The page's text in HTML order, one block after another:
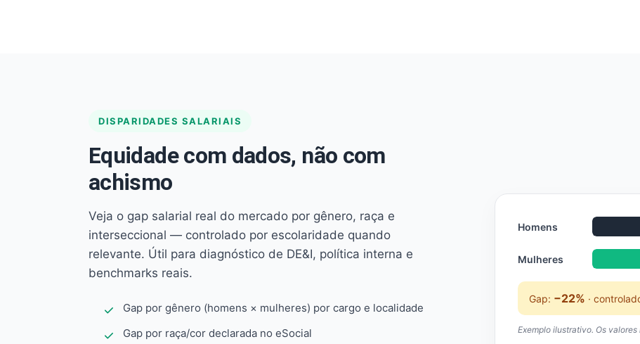
DISPARIDADES SALARIAIS
Equidade com dados, não com
achismo
Veja o gap salarial real do mercado por gênero, raça e
interseccional — controlado por escolaridade quando
relevante. Útil para diagnóstico de DE&I, política interna e
benchmarks reais.
Gap por gênero (homens × mulheres) por cargo e localidade
Gap por raça/cor declarada no eSocial
Homens
Mulheres
Gap: −22% ·
Exemplo ilustrativo. Os